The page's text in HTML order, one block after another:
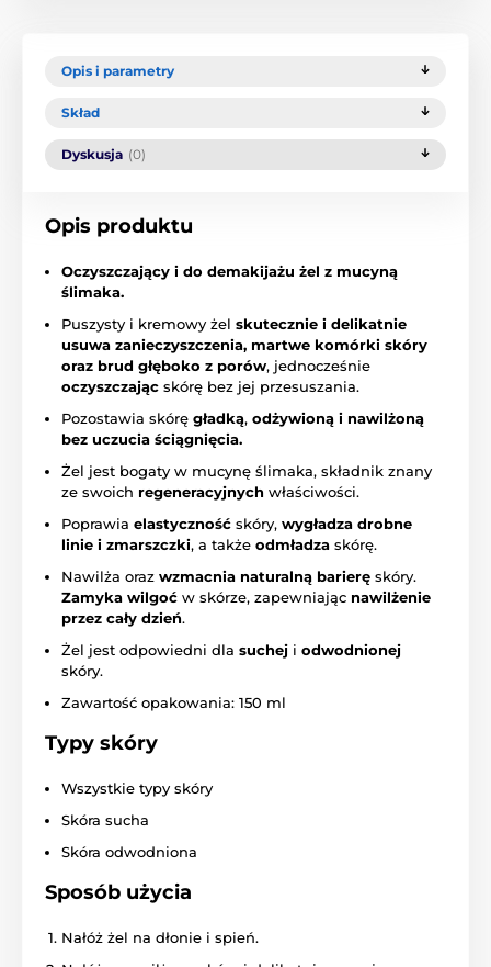
Opis i parametry
Skład
Dyskusja (0)
Opis produktu
Oczyszczający i do demakijażu żel z mucyną
ślimaka.
Puszysty i kremowy żel skutecznie i delikatnie
usuwa zanieczyszczenia, martwe komórki skóry
oraz brud głęboko z porów, jednocześnie
oczyszczając skórę bez jej przesuszania.
Pozostawia skórę gładką, odżywioną i nawilżoną
bez uczucia ściągnięcia.
Żel jest bogaty w mucynę ślimaka, składnik znany
ze swoich regeneracyjnych właściwości.
Poprawia elastyczność skóry, wygładza drobne
linie i zmarszczki, a także odmładza skórę.
Nawilża oraz wzmacnia naturalną barierę skóry.
Zamyka wilgoć w skórze, zapewniając nawilżenie
przez cały dzień.
Żel jest odpowiedni dla suchej i odwodnionej
skóry.
Zawartość opakowania: 150 ml
Typy skóry
Wszystkie typy skóry
Skóra sucha
Skóra odwodniona
Sposób użycia
Nałóż żel na dłonie i spień.